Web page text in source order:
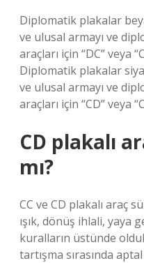
Diplomatik plakalar
ve ulusal armayı ve
araçları için “DC” veya
Diplomatik plakalar
ve ulusal armayı ve
araçları için “CD” veya
CD plakalı
mı?
CC ve CD plakalı araç
ışık, dönüş ihlali, yaya
kuralların üstünde
tartışma sırasında